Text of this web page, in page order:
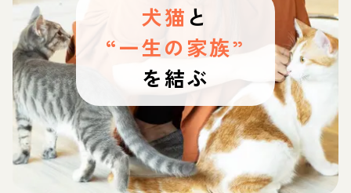
犬猫 と
“一生の家族”
を結ぶ